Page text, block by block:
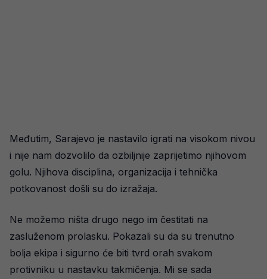
Međutim, Sarajevo je nastavilo igrati na visokom nivou
i nije nam dozvolilo da ozbiljnije zaprijetimo njihovom
golu. Njihova disciplina, organizacija i tehnička
potkovanost došli su do izražaja.
Ne možemo ništa drugo nego im čestitati na
zasluženom prolasku. Pokazali su da su trenutno
bolja ekipa i sigurno će biti tvrd orah svakom
protivniku u nastavku takmičenja. Mi se sada